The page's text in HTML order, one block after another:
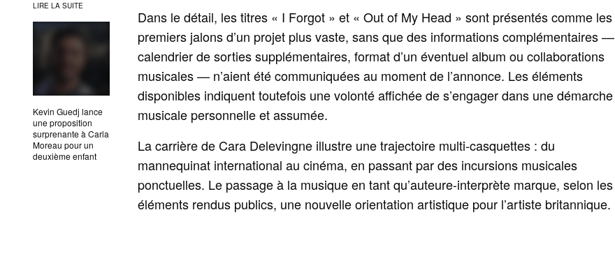
LIRE LA SUITE
Kevin Guedj lance
une proposition
surprenante à Carla
Moreau pour un
deuxième enfant
Dans le détail, les titres « I Forgot » et « Out of My Head » sont présentés comme les
premiers jalons d’un projet plus vaste, sans que des informations complémentaires —
calendrier de sorties supplémentaires, format d’un éventuel album ou collaborations
musicales — n’aient été communiquées au moment de l’annonce. Les éléments
disponibles indiquent toutefois une volonté affichée de s’engager dans une démarche
musicale personnelle et assumée.
La carrière de Cara Delevingne illustre une trajectoire multi-casquettes : du
mannequinat international au cinéma, en passant par des incursions musicales
ponctuelles. Le passage à la musique en tant qu’auteure-interprète marque, selon les
éléments rendus publics, une nouvelle orientation artistique pour l’artiste britannique.